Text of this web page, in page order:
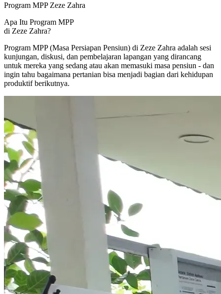
Program MPP Zeze Zahra
Apa Itu Program MPP
di Zeze Zahra?
Program MPP (Masa Persiapan Pensiun) di Zeze Zahra adalah sesi
kunjungan, diskusi, dan pembelajaran lapangan yang dirancang
untuk mereka yang sedang atau akan memasuki masa pensiun - dan
ingin tahu bagaimana pertanian bisa menjadi bagian dari kehidupan
produktif berikutnya.